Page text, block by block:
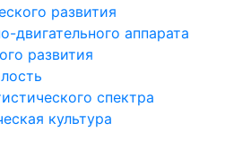
развития
двигательного аппарата
развития
спектра
культура